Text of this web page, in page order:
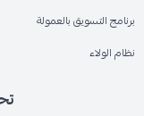
برنامج التسويق بالعمولة
نظام الولاء